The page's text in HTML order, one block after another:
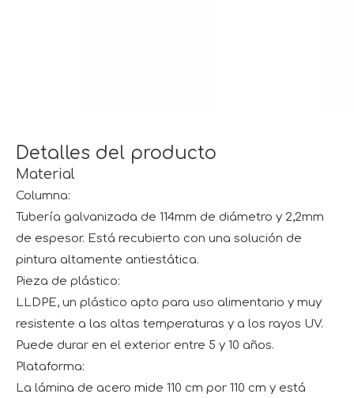
Detalles del producto
Material
Columna:
Tubería galvanizada de 114mm de diámetro y 2,2mm
de espesor. Está recubierto con una solución de
pintura altamente antiestática.
Pieza de plástico:
LLDPE, un plástico apto para uso alimentario y muy
resistente a las altas temperaturas y a los rayos UV.
Puede durar en el exterior entre 5 y 10 años.
Plataforma:
La lámina de acero mide 110 cm por 110 cm y está